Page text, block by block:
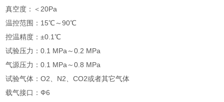
真空度：＜20Pa
温控范围：15℃～90℃
控温精度：±0.1℃
试验压力：0.1 MPa～0.2 MPa
气源压力：0.1 MPa～0.8 MPa
试验气体：O2、N2、CO2或者其它气体
载气接口：Ф6